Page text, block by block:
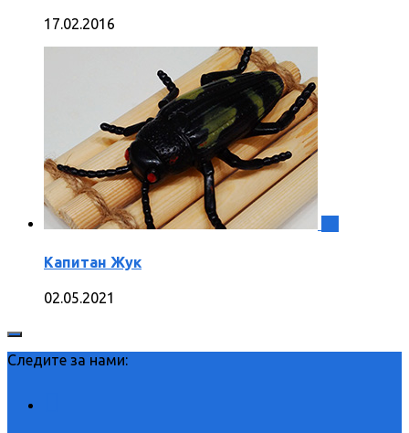
17.02.2016
Капитан Жук
02.05.2021
Следите за нами: